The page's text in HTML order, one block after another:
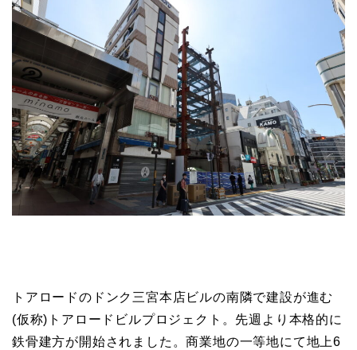
トアロードのドンク三宮本店ビルの南隣で建設が進む
(仮称)トアロードビルプロジェクト。先週より本格的に
鉄骨建方が開始されました。商業地の一等地にて地上6